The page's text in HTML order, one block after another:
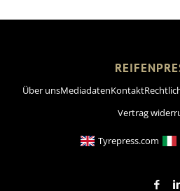
Über unsMediadatenKontakt
Vertrag
Tyrepress.com